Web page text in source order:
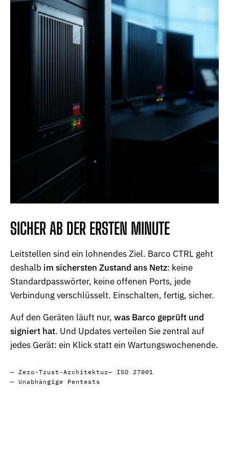
LEITSTELLE · NACHTSCHICHT
SICHER AB DER ERSTEN MINUTE
Leitstellen sind ein lohnendes Ziel. Barco CTRL geht
deshalb im sichersten Zustand ans Netz: keine
Standardpasswörter, keine offenen Ports, jede
Verbindung verschlüsselt. Einschalten, fertig, sicher.
Auf den Geräten läuft nur, was Barco geprüft und
signiert hat. Und Updates verteilen Sie zentral auf
jedes Gerät: ein Klick statt ein Wartungswochenende.
Zero-Trust-Architektur
ISO 27001
Unabhängige Pentests